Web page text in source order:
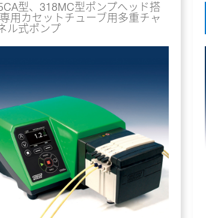
型、318MC型ポンプヘッド搭
用カセットチューブ用多重チャ
ル式ポンプ